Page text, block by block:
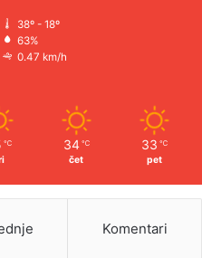
38º - 18º
63%
0.47 km/h
℃ 34 ℃
čet
33 ℃
pet
Komentari